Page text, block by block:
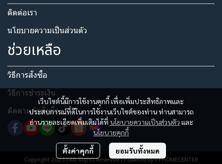
เว็บไซต์นี้มีการใช้งานคุกกี้ เพื่อเพิ่มประสิทธิภาพและ
ประสบการณ์ที่ดีในการใช้งานเว็บไซต์ของท่าน ท่านสามารถ
อ่านรายละเอียดเพิ่มเติมได้ที่ นโยบายความเป็นส่วนตัว และ
นโยบายคุกกี้
ตั้งค่าคุกกี้ ยอมรับทั้งหมด
ติดต่อเรา
นโยบายความเป็นส่วนตัว​
ช่วยเหลือ
วิธีการสั่งซื้อ
วิธีการชำระเงิน
ติดตามคำสั่งซื้อ
Copyright 2023 | All Rights Reserved | Powered by PPHOMECENTER